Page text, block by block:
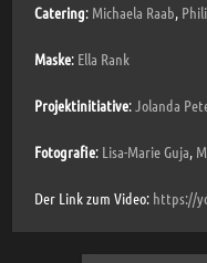
⁠Catering: Michaela Raab,
Maske: Ella Rank
Projektinitiative:Jolanda
Fotografie: Lisa-Marie Guja,
Der Link zum Video: https://